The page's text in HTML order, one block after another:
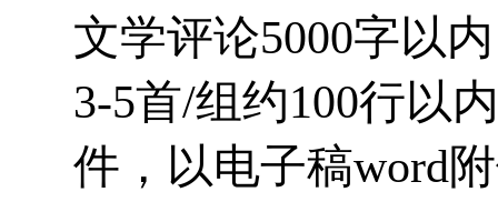
文学评论5000字以
3-5首/组约100行以
件，以电子稿word